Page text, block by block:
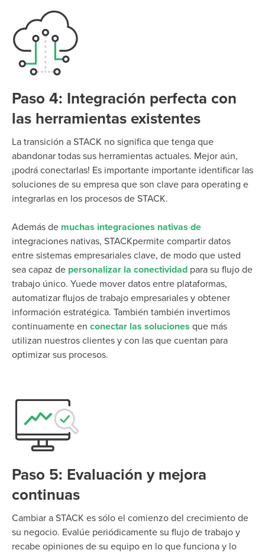
Paso 4: Integración perfecta con
las herramientas existentes
La transición a STACK no significa que tenga que
abandonar todas sus herramientas actuales. Mejor aún,
¡podrá conectarlas! Es importante importante identificar las
soluciones de su empresa que son clave para operating e
integrarlas en los procesos de STACK.
Además de muchas integraciones nativas de
integraciones nativas, STACKpermite compartir datos
entre sistemas empresariales clave, de modo que usted
sea capaz de personalizar la conectividad para su flujo de
trabajo único. Yuede mover datos entre plataformas,
automatizar flujos de trabajo empresariales y obtener
información estratégica. También también invertimos
continuamente en conectar las soluciones que más
utilizan nuestros clientes y con las que cuentan para
optimizar sus procesos.
Paso 5: Evaluación y mejora
continuas
Cambiar a STACK es sólo el comienzo del crecimiento de
su negocio. Evalúe periódicamente su flujo de trabajo y
recabe opiniones de su equipo en lo que funciona y lo